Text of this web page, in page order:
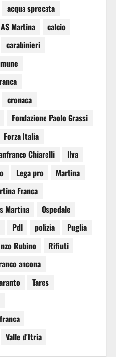
acqua sprecata
AS Martina
calcio
carabinieri
cronaca
Fondazione Paolo Grassi
Forza Italia
Chiarelli
Ilva
Lega pro
Martina
Franca
Martina
Ospedale
Pdl polizia
Puglia
Rubino
Rifiuti
ancona
Tares
Valle d'Itria